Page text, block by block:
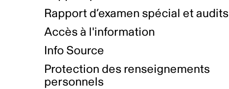
Rapport d’examen spécial et audits
Accès à l'information
Info Source
Protection des renseignements
personnels